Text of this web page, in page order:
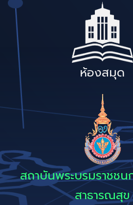
ห้องสมุด
สถาบันพระบรมราชชน
สาธารณสุข